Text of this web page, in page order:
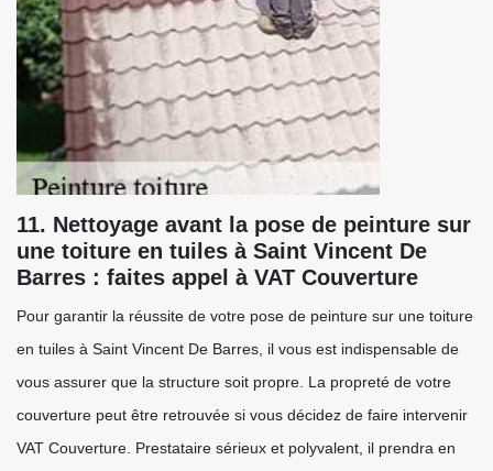
11. Nettoyage avant la pose de peinture sur
une toiture en tuiles à Saint Vincent De
Barres : faites appel à VAT Couverture
Pour garantir la réussite de votre pose de peinture sur une toiture
en tuiles à Saint Vincent De Barres, il vous est indispensable de
vous assurer que la structure soit propre. La propreté de votre
couverture peut être retrouvée si vous décidez de faire intervenir
VAT Couverture. Prestataire sérieux et polyvalent, il prendra en